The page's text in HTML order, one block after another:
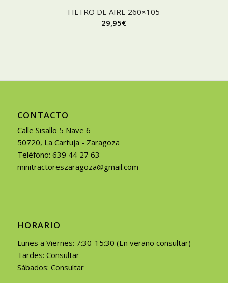
FILTRO DE AIRE 260×105
29,95€
CONTACTO
Calle Sisallo 5 Nave 6
50720, La Cartuja - Zaragoza
Teléfono: 639 44 27 63
minitractoreszaragoza@gmail.com
HORARIO
Lunes a Viernes: 7:30-15:30 (En verano consultar)
Tardes: Consultar
Sábados: Consultar